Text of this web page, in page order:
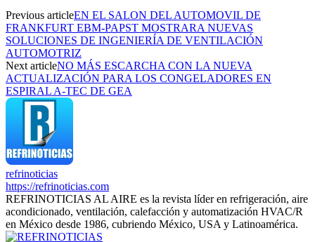
Previous articleEN EL SALON DEL AUTOMOVIL DE
FRANKFURT EBM-PAPST MOSTRARA NUEVAS
SOLUCIONES DE INGENIERÍA DE VENTILACIÓN
AUTOMOTRIZ
Next articleNO MÁS ESCARCHA CON LA NUEVA
ACTUALIZACIÓN PARA LOS CONGELADORES EN
ESPIRAL A-TEC DE GEA
refrinoticias
https://refrinoticias.com
REFRINOTICIAS AL AIRE es la revista líder en refrigeración, aire
acondicionado, ventilación, calefacción y automatización HVAC/R
en México desde 1986, cubriendo México, USA y Latinoamérica.